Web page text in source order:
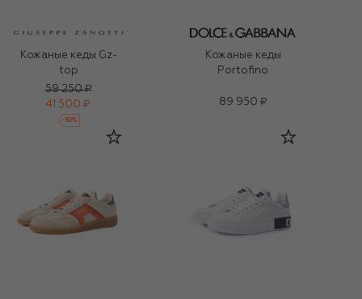
Кожаные кеды Gz-
top
59 250 ₽
41 500 ₽
-30%
Кожаные кеды
Portofino
89 950 ₽